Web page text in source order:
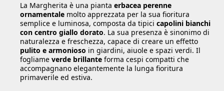
La Margherita è una pianta erbacea perenne
ornamentale molto apprezzata per la sua fioritura
semplice e luminosa, composta da tipici capolini bianchi
con centro giallo dorato. La sua presenza è sinonimo di
naturalezza e freschezza, capace di creare un effetto
pulito e armonioso in giardini, aiuole e spazi verdi. Il
fogliame verde brillante forma cespi compatti che
accompagnano elegantemente la lunga fioritura
primaverile ed estiva.